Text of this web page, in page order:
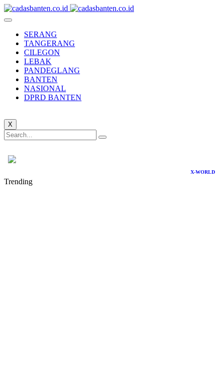
SERANG
TANGERANG
CILEGON
LEBAK
PANDEGLANG
BANTEN
NASIONAL
DPRD BANTEN
X
X-WORLD
Trending